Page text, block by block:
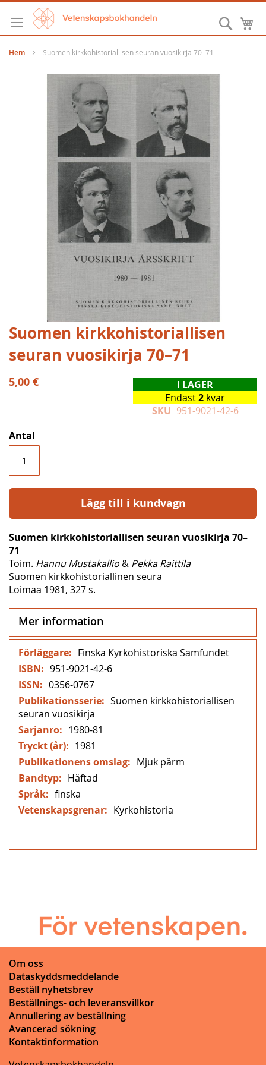
Hoppa
till
innehållet
Sök
Hem Suomen kirkkohistoriallisen seuran vuosikirja 70–71
bildgalleriet
Hoppa
till
början
bildgalleriet
Suomen kirkkohistoriallisen
seuran vuosikirja 70–71
5,00 €
I LAGER
Endast2 kvar
SKU 951-9021-42-6
Antal
Lägg till i kundvagn
Suomen kirkkohistoriallisen seuran vuosikirja 70–
71
Toim. Hannu Mustakallio & Pekka Raittila
Suomen kirkkohistoriallinen seura
Loimaa 1981, 327 s.
Mer information
Mer
information
Finska Kyrkohistoriska Samfundet
951-9021-42-6
0356-0767
Suomen kirkkohistoriallisen
seuran vuosikirja
1980-81
1981
Mjuk pärm
Häftad
finska
Kyrkohistoria
Om oss
Dataskyddsmeddelande
Beställ nyhetsbrev
Beställnings- och leveransvillkor
Annullering av beställning
Avancerad sökning
Kontaktinformation